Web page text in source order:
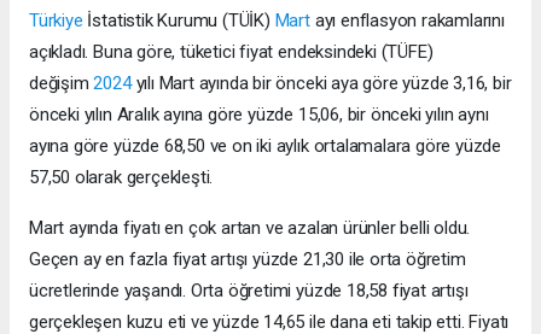
Türkiye İstatistik Kurumu (TÜİK) Martayı enflasyon rakamlarını
açıkladı. Buna göre, tüketici fiyat endeksindeki (TÜFE)
değişim2024yılı Mart ayında bir önceki aya göre yüzde 3,16, bir
önceki yılın Aralık ayına göre yüzde 15,06, bir önceki yılın aynı
ayına göre yüzde 68,50 ve on iki aylık ortalamalara göre yüzde
57,50 olarak gerçekleşti.
Mart ayında fiyatı en çok artan ve azalan ürünler belli oldu.
Geçen ay en fazla fiyat artışı yüzde 21,30 ile orta öğretim
ücretlerinde yaşandı. Orta öğretimi yüzde 18,58 fiyat artışı
gerçekleşen kuzu eti ve yüzde 14,65 ile dana eti takip etti. Fiyatı